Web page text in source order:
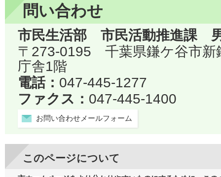
問い合わせ
市民生活部 市民活動推進課
〒273-0195 千葉県鎌ケ谷市
庁舎1階
電話： 047-445-1277
ファクス： 047-445-1400
お問い合わせメールフォーム
このページについて